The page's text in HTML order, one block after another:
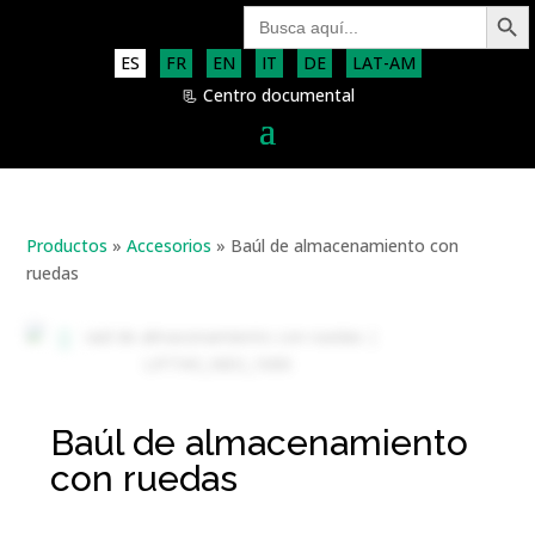
Buscar: Botón de
ES FR EN IT DE
LAT-AM
📃 Centro documental
Productos »Accesorios » Baúl de almacenamiento con
ruedas
Baúl de almacenamiento
con ruedas